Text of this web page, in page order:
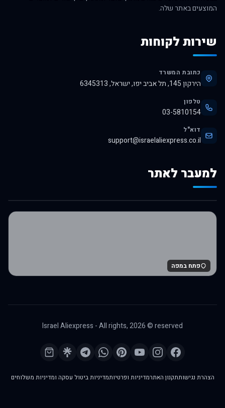
המוצעים באתר שלה.
שירות לקוחות
כתובת המשרד
הירקון 145, תל אביב יפו, ישראל, 6345313
טלפון
03-5810154
דוא"ל
support@israelaliexpress.co.il
למעבר לאתר
לרכישה באלי אקספרס
פתח במפה
Israel Aliexpress - All rights,2026© reserved
הצהרת נגישותתקנון האתרמדיניות ופרטיותמדיניות ביטול עסקה ומדיניות משלוחים